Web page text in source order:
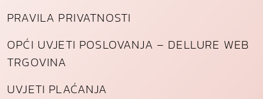
PRAVILA PRIVATNOSTI
OPĆI UVJETI POSLOVANJA – DELLURE WEB
TRGOVINA
UVJETI PLAĆANJA